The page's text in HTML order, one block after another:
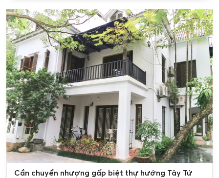
Cần chuyển nhượng gấp biệt thự hướng Tây Tứ